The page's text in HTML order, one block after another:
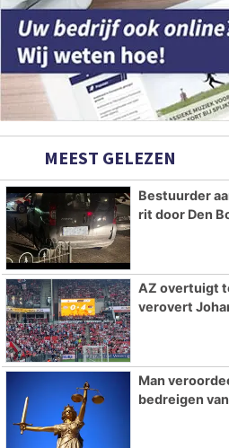
MEEST GELEZEN
Bestuurder
rit door Den
AZ overtuigt
verovert
Man
bedreigen